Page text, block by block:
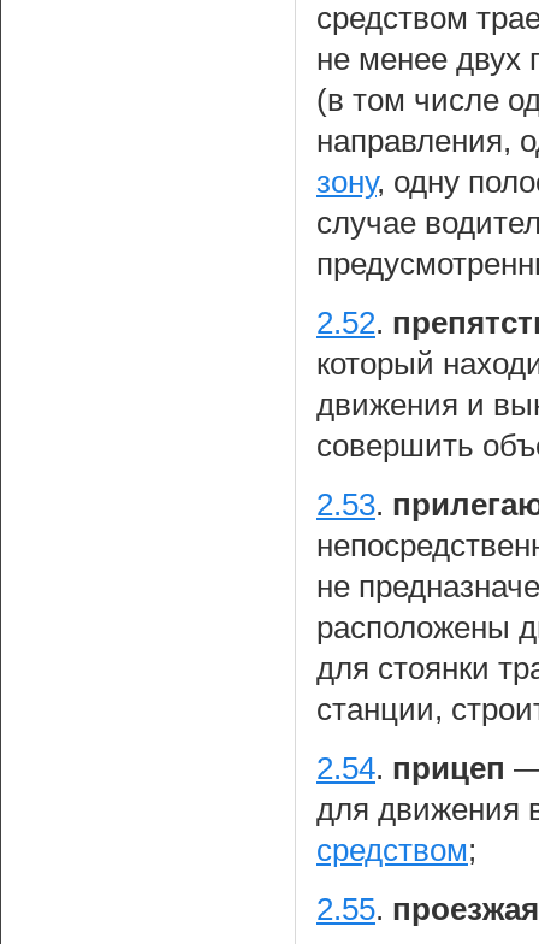
средством
не менее двух
(в том числе
направления,
зону, одну
случае
2.52.
который
движения и
совершить
2.53.
не
расположены
для стоянки
станции,
2.54. прицеп
для движения
средством;
2.55.